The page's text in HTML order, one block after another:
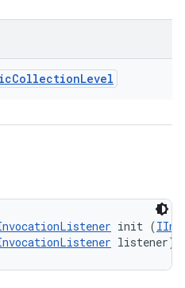
CollectionLevel
init (
listener)